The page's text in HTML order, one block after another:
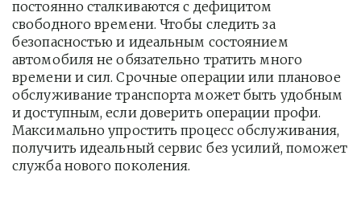
постоянно сталкиваются с дефицитом
свободного времени. Чтобы следить за
безопасностью и идеальным состоянием
автомобиля не обязательно тратить много
времени и сил. Срочные операции или плановое
обслуживание транспорта может быть удобным
и доступным, если доверить операции профи.
Максимально упростить процесс обслуживания,
получить идеальный сервис без усилий, поможет
служба нового поколения.